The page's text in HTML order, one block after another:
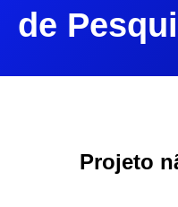
de
Projeto